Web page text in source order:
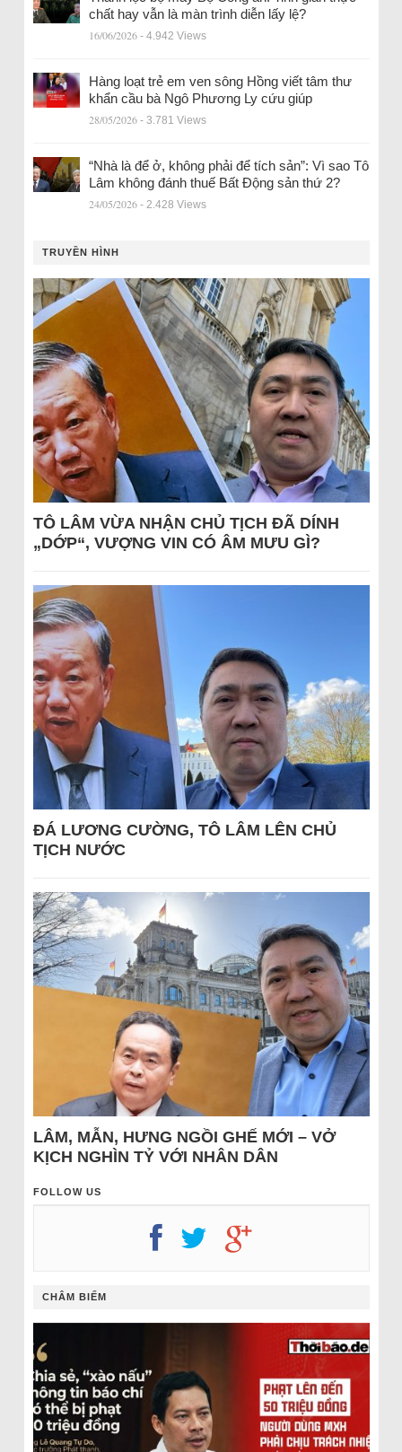
chất hay vẫn là màn trình diễn lấy lệ?
16/06/2026 - 4.942 Views
Hàng loạt trẻ em ven sông Hồng viết tâm thư
khẩn cầu bà Ngô Phương Ly cứu giúp
28/05/2026 - 3.781 Views
“Nhà là để ở, không phải để tích sản”: Vì sao Tô
Lâm không đánh thuế Bất Động sản thứ 2?
24/05/2026 - 2.428 Views
TRUYỀN HÌNH
TÔ LÂM VỪA NHẬN CHỦ TỊCH ĐÃ DÍNH
„DỚP“, VƯỢNG VIN CÓ ÂM MƯU GÌ?
ĐÁ LƯƠNG CƯỜNG, TÔ LÂM LÊN CHỦ
TỊCH NƯỚC
LÂM, MẪN, HƯNG NGỒI GHẾ MỚI – VỞ
KỊCH NGHÌN TỶ VỚI NHÂN DÂN
FOLLOW US
CHÂM BIẾM